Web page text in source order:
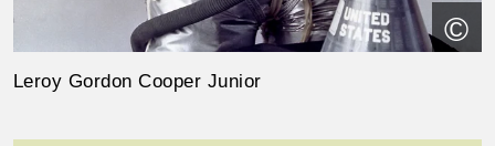
©
Leroy Gordon Cooper Junior